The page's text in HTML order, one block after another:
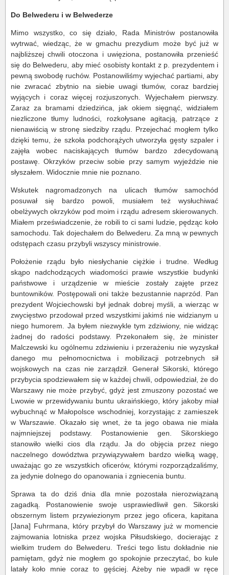
Do Belwederu i w Belwederze
Mimo wszystko, co się działo, Rada Ministrów postanowiła
wytrwać, wiedząc, że w gmachu prezydium może być już w
najbliższej chwili otoczona i uwięziona, postanowiła przenieść
się do Belwederu, aby mieć osobisty kontakt z p. prezydentem i
pewną swobodę ruchów. Postanowiliśmy wyjechać partiami, aby
nie zwracać zbytnio na siebie uwagi tłumów, coraz bardziej
wyjących i coraz więcej rozjuszonych. Wyjechałem pierwszy.
Zaraz za bramami dziedzińca, jak okiem sięgnąć, widziałem
niezliczone tłumy ludności, rozkołysane agitacją, patrzące z
nienawiścią w stronę siedziby rządu. Przejechać mogłem tylko
dzięki temu, że szkoła podchorążych utworzyła gęsty szpaler i
zajęła wobec naciskających tłumów bardzo zdecydowaną
postawę. Okrzyków przeciw sobie przy samym wyjeździe nie
słyszałem. Widocznie mnie nie poznano.
Wskutek nagromadzonych na ulicach tłumów samochód
posuwał się bardzo powoli, musiałem też wysłuchiwać
obelżywych okrzyków pod moim i rządu adresem skierowanych.
Miałem przeświadczenie, że robili to ci sami ludzie, pędząc koło
samochodu. Tak dojechałem do Belwederu. Za mną w pewnych
odstępach czasu przybyli wszyscy ministrowie.
Położenie rządu było niesłychanie ciężkie i trudne. Według
skąpo nadchodzących wiadomości prawie wszystkie budynki
państwowe i urządzenie w mieście zostały zajęte przez
buntowników. Postępowali oni także bezustannie naprzód. Pan
prezydent Wojciechowski był jednak dobrej myśli, a wierząc w
zwycięstwo przodował przed wszystkimi jakimś nie widzianym u
niego humorem. Ja byłem niezwykle tym zdziwiony, nie widząc
żadnej do radości podstawy. Przekonałem się, że minister
Malczewski ku ogólnemu zdziwieniu i przerażeniu nie wyzyskał
danego mu pełnomocnictwa i mobilizacji potrzebnych sił
wojskowych na czas nie zarządził. Generał Sikorski, którego
przybycia spodziewałem się w każdej chwili, odpowiedział, że do
Warszawy nie może przybyć, gdyż jest zmuszony pozostać we
Lwowie w przewidywaniu buntu ukraińskiego, który jakoby miał
wybuchnąć w Małopolsce wschodniej, korzystając z zamieszek
w Warszawie. Okazało się wnet, że ta jego obawa nie miała
najmniejszej podstawy. Postanowienie gen. Sikorskiego
stanowiło wielki cios dla rządu. Ja do objęcia przez niego
naczelnego dowództwa przywiązywałem bardzo wielką wagę,
uważając go ze wszystkich oficerów, którymi rozporządzaliśmy,
za jedynie dolnego do opanowania i zgniecenia buntu.
Sprawa ta do dziś dnia dla mnie pozostała nierozwiązaną
zagadką. Postanowienie swoje usprawiedliwił gen. Sikorski
obszernym listem przywiezionym przez jego oficera, kapitana
[Jana] Fuhrmana, który przybył do Warszawy już w momencie
zajmowania lotniska przez wojska Piłsudskiego, docierając z
wielkim trudem do Belwederu. Treści tego listu dokładnie nie
pamiętam, gdyż nie mogłem go spokojnie przeczytać, bo kule
latały koło mnie coraz to gęściej. Ażeby nie wpadł w ręce